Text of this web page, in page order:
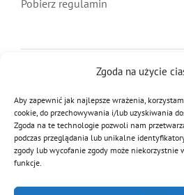
Zgoda na użycie
Aby zapewnić jak najlepsze wrażenia,
cookie, do przechowywania i/lub uzyskiwania
Zgoda na te technologie pozwoli nam
podczas przeglądania lub unikalne
zgody lub wycofanie zgody może niekorzystnie
funkcje.
PNWM
Floriany
Historia
Poradnik
Sklep
Pobierz regulamin
© Copyright 2012 - 2026 |
Archiwalna wersja